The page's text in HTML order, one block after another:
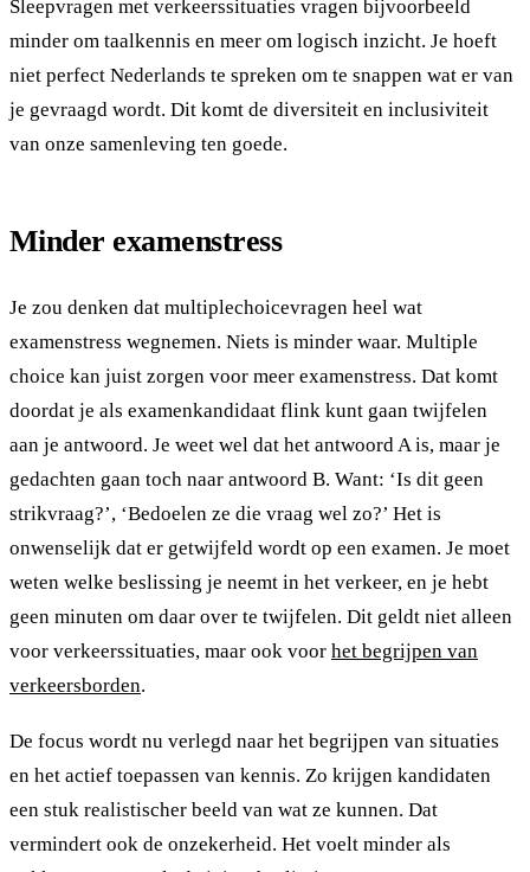
Sleepvragen met verkeerssituaties vragen bijvoorbeeld
minder om taalkennis en meer om logisch inzicht. Je hoeft
niet perfect Nederlands te spreken om te snappen wat er van
je gevraagd wordt. Dit komt de diversiteit en inclusiviteit
van onze samenleving ten goede.
Minder examenstress
Je zou denken dat multiplechoicevragen heel wat
examenstress wegnemen. Niets is minder waar. Multiple
choice kan juist zorgen voor meer examenstress. Dat komt
doordat je als examenkandidaat flink kunt gaan twijfelen
aan je antwoord. Je weet wel dat het antwoord A is, maar je
gedachten gaan toch naar antwoord B. Want: ‘Is dit geen
strikvraag?’, ‘Bedoelen ze die vraag wel zo?’ Het is
onwenselijk dat er getwijfeld wordt op een examen. Je moet
weten welke beslissing je neemt in het verkeer, en je hebt
geen minuten om daar over te twijfelen. Dit geldt niet alleen
voor verkeerssituaties, maar ook voor het begrijpen van
verkeersborden.
De focus wordt nu verlegd naar het begrijpen van situaties
en het actief toepassen van kennis. Zo krijgen kandidaten
een stuk realistischer beeld van wat ze kunnen. Dat
vermindert ook de onzekerheid. Het voelt minder als